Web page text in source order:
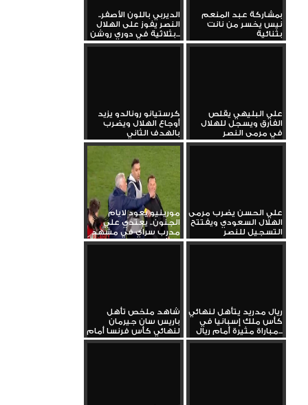
بمشاركة عبد المنعم
نيس يخسر من نانت
بثنائية
الديربي باللون الأصفر..
النصر يفوز على الهلال
بثلاثية في دوري روشن...
علي البليهي يقلص
الفارق ويسجل للهلال
في مرمى النصر
كرستيانو رونالدو يزيد
أوجاع الهلال ويضرب
بالهدف الثاني
علي الحسن يضرب مرمى
الهلال السعودي ويفتتح
التسجيل للنصر
مورينيو يعود لايام
الجنون.. يعتدي علي
مدرب سراي في مشهد
كارثي
ريال مدريد يتأهل لنهائي
كأس ملك إسبانيا في
مباراة مثيرة أمام ريال...
شاهد ملخص تأهل
باريس سان جيرمان
لنهائي كأس فرنسا أمام
دانكيرك